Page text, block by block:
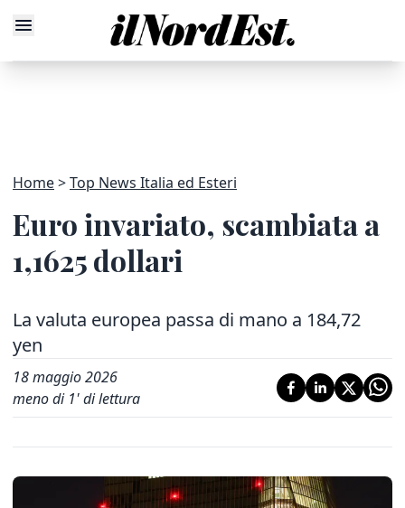
Home Top News Italia ed Esteri
Euro invariato, scambiata a
1,1625 dollari
La valuta europea passa di mano a 184,72
yen
18 maggio 2026
meno di 1' di lettura